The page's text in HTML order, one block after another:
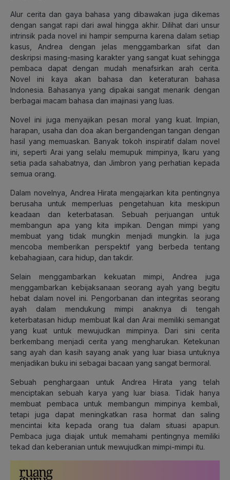
Alur cerita dan gaya bahasa yang dibawakan juga dikemas
dengan sangat rapi dari awal hingga akhir. Dilihat dari unsur
intrinsik pada novel ini hampir sempurna karena dalam setiap
kasus, Andrea dengan jelas menggambarkan sifat dan
deskripsi masing-masing karakter yang sangat kuat sehingga
pembaca dapat dengan mudah menafsirkan arah cerita.
Novel ini kaya akan bahasa dan keteraturan bahasa
Indonesia. Bahasanya yang dipakai sangat menarik dengan
berbagai macam bahasa dan imajinasi yang luas.
Novel ini juga menyajikan pesan moral yang kuat. Impian,
harapan, usaha dan doa akan bergandengan tangan dengan
hasil yang memuaskan. Banyak tokoh inspiratif dalam novel
ini, seperti Arai yang selalu memupuk mimpinya, Ikaru yang
setia pada sahabatnya, dan Jimbron yang perhatian kepada
semua orang.
Dalam novelnya, Andrea Hirata mengajarkan kita pentingnya
berusaha untuk memperluas pengetahuan kita meskipun
keadaan dan keterbatasan. Sebuah perjuangan untuk
membangun apa yang kita impikan. Dengan mimpi yang
membuat yang tidak mungkin menjadi mungkin. Ia juga
mencoba memberikan perspektif yang berbeda tentang
kebahagiaan, cara hidup, dan takdir.
Selain menggambarkan kekuatan mimpi, Andrea juga
menggambarkan kebijaksanaan seorang ayah yang begitu
hebat dalam novel ini. Pengorbanan dan integritas seorang
ayah dalam mendukung mimpi anaknya di tengah
keterbatasan hidup membuat Ikal dan Arai memiliki semangat
yang kuat untuk mewujudkan mimpinya. Dari sini cerita
berkembang menjadi cerita yang mengharukan. Ketekunan
sang ayah dan kasih sayang anak yang luar biasa untuknya
menjadikan buku ini sebagai bacaan yang sangat bermoral.
Sebuah penghargaan untuk Andrea Hirata yang telah
menciptakan sebuah karya yang luar biasa. Tidak hanya
membuat pembaca untuk membangun mimpinya kembali,
tetapi juga dapat meningkatkan rasa hormat dan saling
mencintai kita kepada orang tua dalam situasi apapun.
Pembaca juga diajak untuk memahami pentingnya memiliki
tekad dan keberanian untuk mewujudkan mimpi-mimpi itu.